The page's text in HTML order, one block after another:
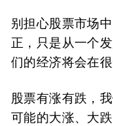
别担心股票市场
正，只是从一个
们的经济将会在
股票有涨有跌，
可能的大涨、大